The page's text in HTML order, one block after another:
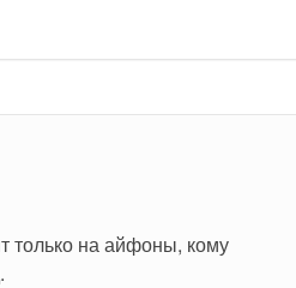
только на айфоны, кому